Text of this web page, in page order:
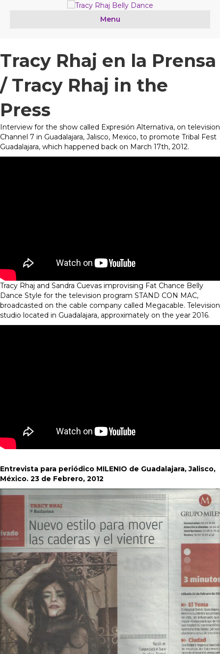
Menu
Tracy Rhaj en la Prensa
/ Tracy Rhaj in the
Press
Interview for the show called Expresión Alternativa, on television
Channel 7 in Guadalajara, Jalisco, Mexico, to promote Tribal Fest
Guadalajara, which happened back on March 17th, 2012.
Tracy Rhaj and Sandra Cuevas improvising Fat Chance Belly
Dance Style for the television program STAND CON MAC,
broadcasted on the cable company called Megacable. Television
studio located in Guadalajara, approximately on the year 2016.
Entrevista para periódico MILENIO de Guadalajara, Jalisco,
México. 23 de Febrero, 2012